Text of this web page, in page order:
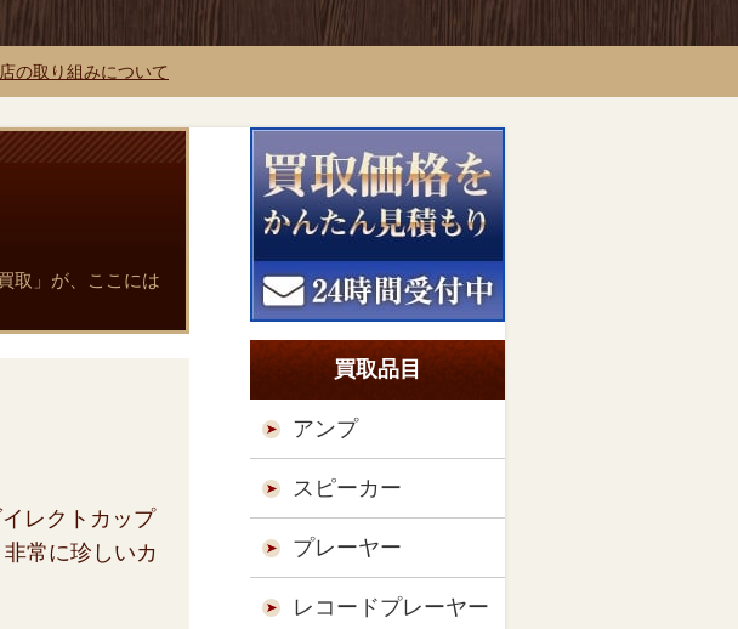
の取り組みについて
取」が、ここには
レクトカップ
常に珍しいカ
買取品目
アンプ
スピーカー
プレーヤー
レコードプレーヤー